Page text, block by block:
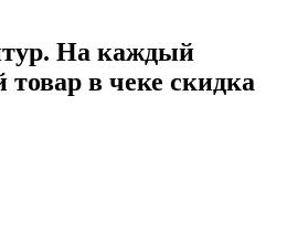
На каждый
в чеке скидка